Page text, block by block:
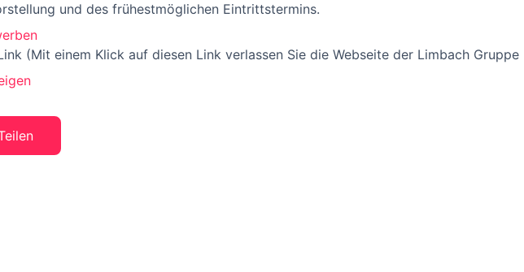
und des frühestmöglichen Eintrittstermins.
(Mit einem Klick auf diesen Link verlassen Sie die Webseite der Limbach Gruppe |